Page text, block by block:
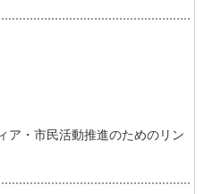
ア・市民活動推進のためのリン